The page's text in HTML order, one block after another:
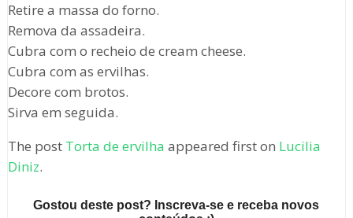
Retire a massa do forno.
Remova da assadeira.
Cubra com o recheio de cream cheese.
Cubra com as ervilhas.
Decore com brotos.
Sirva em seguida.
The post Torta de ervilha appeared first on Lucilia
Diniz.
Gostou deste post? Inscreva-se e receba novos